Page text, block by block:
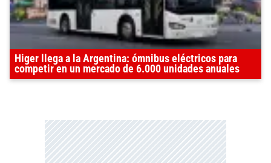
Higer llega a la Argentina: ómnibus eléctricos para
competir en un mercado de 6.000 unidades anuales